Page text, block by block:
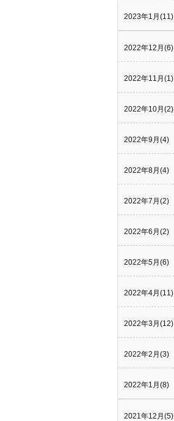
2023年1月(11)
2022年12月(6)
2022年11月(1)
2022年10月(2)
2022年9月(4)
2022年8月(4)
2022年7月(2)
2022年6月(2)
2022年5月(6)
2022年4月(11)
2022年3月(12)
2022年2月(3)
2022年1月(8)
2021年12月(5)